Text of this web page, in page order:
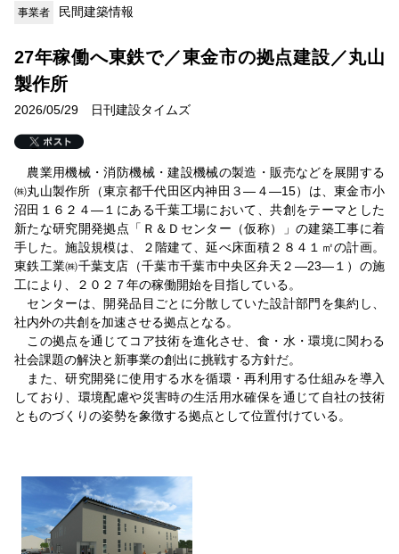
事業者 民間建築情報
27年稼働へ東鉄で／東金市の拠点建設／丸山
製作所
2026/05/29 日刊建設タイムズ
農業用機械・消防機械・建設機械の製造・販売などを展開する
㈱丸山製作所（東京都千代田区内神田３―４―15）は、東金市小
沼田１６２４―１にある千葉工場において、共創をテーマとした
新たな研究開発拠点「Ｒ＆Ｄセンター（仮称）」の建築工事に着
手した。施設規模は、２階建て、延べ床面積２８４１㎡の計画。
東鉄工業㈱千葉支店（千葉市千葉市中央区弁天２―23―１）の施
工により、２０２７年の稼働開始を目指している。
センターは、開発品目ごとに分散していた設計部門を集約し、
社内外の共創を加速させる拠点となる。
この拠点を通じてコア技術を進化させ、食・水・環境に関わる
社会課題の解決と新事業の創出に挑戦する方針だ。
また、研究開発に使用する水を循環・再利用する仕組みを導入
しており、環境配慮や災害時の生活用水確保を通じて自社の技術
とものづくりの姿勢を象徴する拠点として位置付けている。